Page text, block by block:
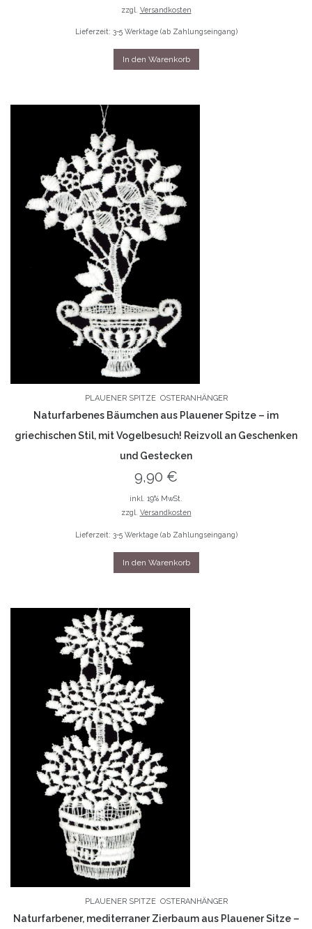
zzgl. Versandkosten
Lieferzeit: 3-5 Werktage (ab Zahlungseingang)
In den Warenkorb
PLAUENER SPITZE OSTERANHÄNGER
Naturfarbenes Bäumchen aus Plauener Spitze – im
griechischen Stil, mit Vogelbesuch! Reizvoll an Geschenken
und Gestecken
9,90 €
inkl. 19% MwSt.
zzgl. Versandkosten
Lieferzeit: 3-5 Werktage (ab Zahlungseingang)
In den Warenkorb
PLAUENER SPITZE OSTERANHÄNGER
Naturfarbener, mediterraner Zierbaum aus Plauener Sitze –